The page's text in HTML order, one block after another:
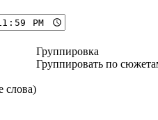
слова)
Группировка
Группировать по